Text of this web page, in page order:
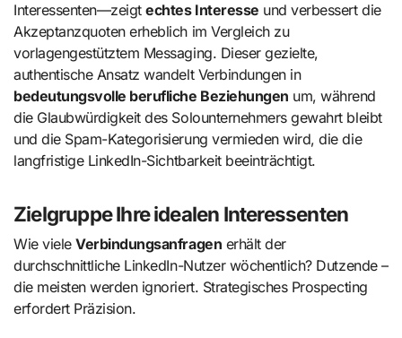
Interessenten—zeigtechtes Interesse und verbessert die
Akzeptanzquoten erheblich im Vergleich zu
vorlagengestütztem Messaging. Dieser gezielte,
authentische Ansatz wandelt Verbindungen in
bedeutungsvolle berufliche Beziehungen um, während
die Glaubwürdigkeit des Solounternehmers gewahrt bleibt
und die Spam-Kategorisierung vermieden wird, die die
langfristige LinkedIn-Sichtbarkeit beeinträchtigt.
Zielgruppe Ihre idealen Interessenten
Wie vieleVerbindungsanfragen erhält der
durchschnittliche LinkedIn-Nutzer wöchentlich? Dutzende –
die meisten werden ignoriert. Strategisches Prospecting
erfordert Präzision.